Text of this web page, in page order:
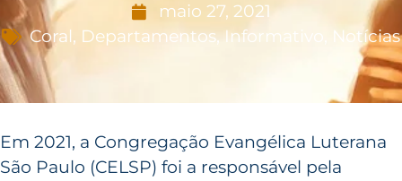
maio 27, 2021
Coral, Departamentos,Informativo, Notícias
Em 2021, a Congregação Evangélica Luterana
São Paulo (CELSP) foi a responsável pela